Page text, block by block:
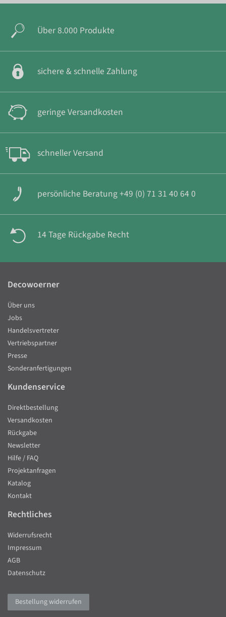
Über 8.000 Produkte
sichere & schnelle Zahlung
geringe Versandkosten
schneller Versand
persönliche Beratung +49 (0) 71 31 40 64 0
14 Tage Rückgabe Recht
Decowoerner
Über uns
Jobs
Handelsvertreter
Vertriebspartner
Presse
Sonderanfertigungen
Kundenservice
Direktbestellung
Versandkosten
Rückgabe
Newsletter
Hilfe / FAQ
Projektanfragen
Katalog
Kontakt
Rechtliches
Widerrufsrecht
Impressum
AGB
Datenschutz
Bestellung widerrufen